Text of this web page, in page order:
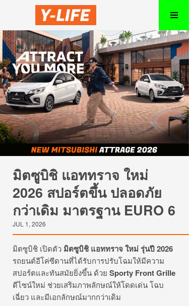
มิตซูบิชิ แอททราจ ใหม่
2026 สปอร์ตขึ้น ปลอดภัย
กว่าเดิม มาตรฐาน EURO 6
JUL 1, 2026
มิตซูบิชิ เปิดตัว มิตซูบิชิ แอททราจ ใหม่ รุ่นปี 2026
รถยนต์อีโค่ซีดานที่ได้รับการปรับโฉมให้มีความ
สปอร์ตและทันสมัยยิ่งขึ้น ด้วย Sporty Front Grille
ดีไซน์ใหม่ ช่วยเสริมภาพลักษณ์ให้โดดเด่น โฉบ
เฉี่ยว และมีเอกลักษณ์มากกว่าเดิม